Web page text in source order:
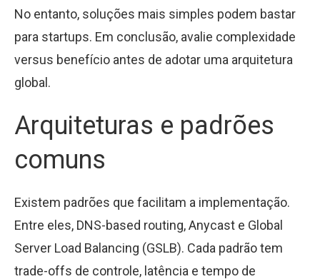
No entanto, soluções mais simples podem bastar
para startups. Em conclusão, avalie complexidade
versus benefício antes de adotar uma arquitetura
global.
Arquiteturas e padrões
comuns
Existem padrões que facilitam a implementação.
Entre eles, DNS-based routing, Anycast e Global
Server Load Balancing (GSLB). Cada padrão tem
trade-offs de controle, latência e tempo de